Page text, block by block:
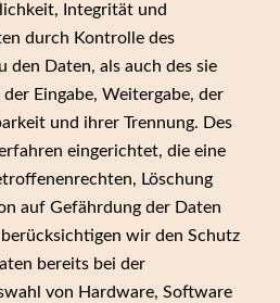
Integrität und
durch Kontrolle des
den Daten, als auch des sie
Eingabe, Weitergabe, der
und ihrer Trennung. Des
eingerichtet, die eine
Löschung
auf Gefährdung der Daten
wir den Schutz
bereits bei der
von Hardware, Software